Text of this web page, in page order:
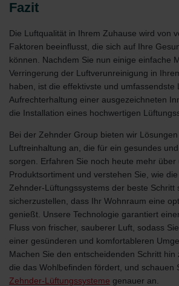
Zehnder Polska Sp. z o.o.:
Zehnder Group UK Limited: Privacy
Fazit
Die Luftqualität in Ihrem Zuhause wird von
Faktoren beeinflusst, die sich auf Ihre
können. Nachdem Sie nun einige einfache
Verringerung der Luftverunreinigung in
haben, ist die effektivste und umfassendste
Aufrechterhaltung einer ausgezeichneten
die Installation eines hochwertigen
Bei der Zehnder Group bieten wir
Luftreinhaltung an, die für ein gesundes
sorgen. Erfahren Sie noch heute mehr über
Produktsortiment und verstehen Sie, wie
Zehnder-Lüftungssystems der beste Schritt
sicherzustellen, dass Ihr Wohnraum eine
genießt. Unsere Technologie garantiert
Fluss von frischer, sauberer Luft, sodass
einer gesünderen und komfortableren
Machen Sie den entscheidenden Schritt hin
die das Wohlbefinden fördert, und schauen
Zehnder-Lüftungssysteme genauer an.